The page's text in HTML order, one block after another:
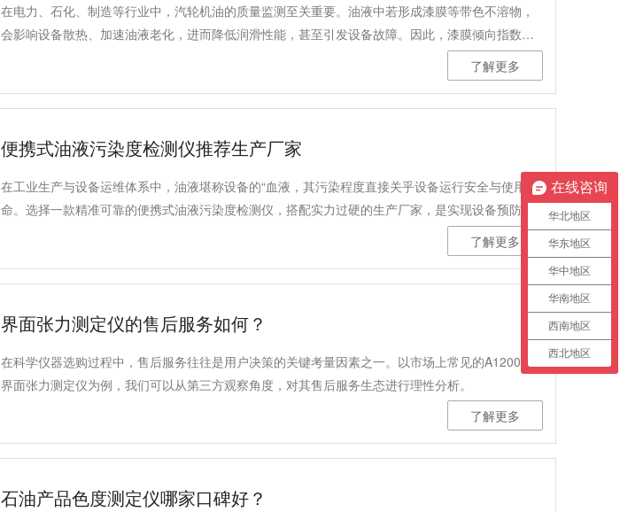
在电力、石化、制造等行业中，汽轮机油的质量监测至关重要。油液中若形成漆膜等带色不溶物，
会影响设备散热、加速油液老化，进而降低润滑性能，甚至引发设备故障。因此，漆膜倾向指数的
监测成为一项常规且必要的检测项目。选择一台合适的测定仪，需要从多个维度进行考量。了解更多
便携式油液污染度检测仪推荐生产厂家
在工业生产与设备运维体系中，油液堪称设备的“血液，其污染程度直接关乎设备运行安全与使用寿
命。选择一款精准可靠的便携式油液污染度检测仪，搭配实力过硬的生产厂家，是实现设备预防性
维护、降低运维成本的关键。深耕分析仪器领域25年的得利特（北京）科技有限公司，凭借深厚的
技术积淀与完善的服务体系，成为便携式油液污染度检测仪的优选供应伙伴，其自主研发的A1032
了解更多
界面张力测定仪的售后服务如何？
在科学仪器选购过程中，售后服务往往是用户决策的关键考量因素之一。以市场上常见的A1200型
界面张力测定仪为例，我们可以从第三方观察角度，对其售后服务生态进行理性分析。
了解更多
石油产品色度测定仪哪家口碑好？
在线咨询
华北地区
华东地区
华中地区
华南地区
西南地区
西北地区